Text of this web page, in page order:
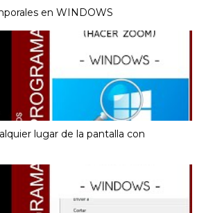
en WINDOWS
lugar de la pantalla con